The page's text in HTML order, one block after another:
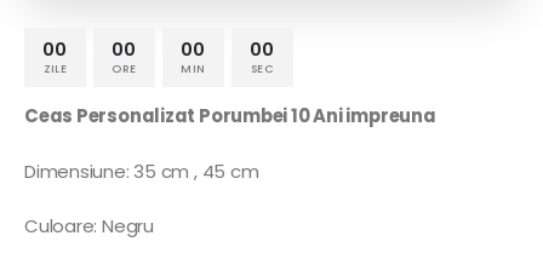
00
ZILE
00
ORE
00
MIN
00
SEC
Ceas Personalizat Porumbei 10 Ani impreuna
Dimensiune: 35 cm , 45 cm
Culoare: Negru